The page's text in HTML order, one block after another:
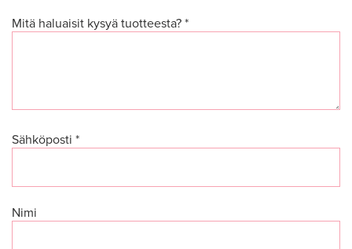
Mitä haluaisit kysyä tuotteesta? *
Sähköposti *
Nimi